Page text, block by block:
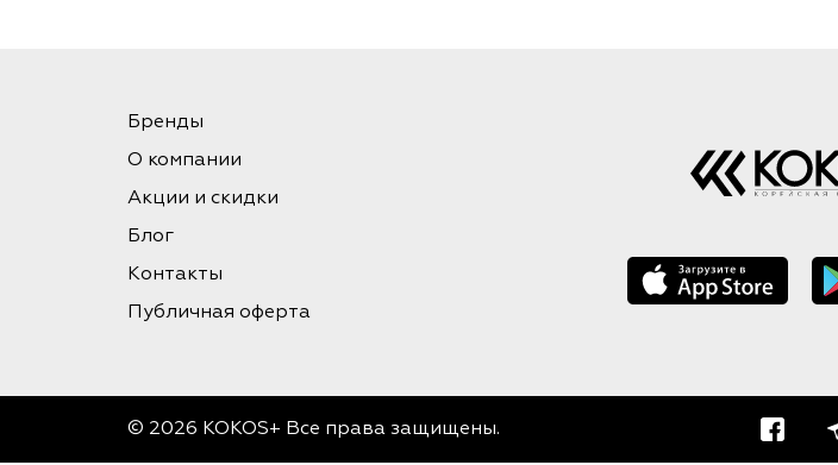
Бренды
О компании
Акции и скидки
Блог
Контакты
Публичная оферта
© 2026 KOKOS+ Все права защищены.